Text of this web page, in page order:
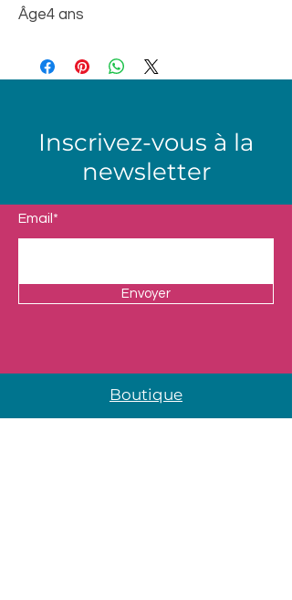
Âge4 ans
Inscrivez-vous à la
newsletter
Email*
Envoyer
Boutique